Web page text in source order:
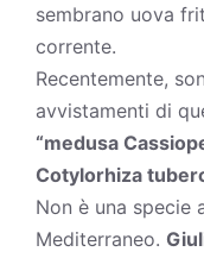
sembrano uova
corrente.
Recentemente,
avvistamenti di
“medusa
Cotylorhiza
Non è una specie
Mediterraneo.